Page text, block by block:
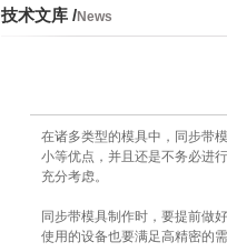
技术文库 /News
在诸多类型的模具中， 同步带
小等优点，并且还是不务必进
充分考虑。
同步带模具制作时，要提前做
使用的设备也要满足高精密的